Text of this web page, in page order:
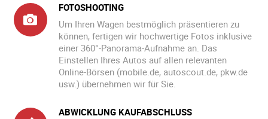
FOTOSHOOTING
Um Ihren Wagen bestmöglich präsentieren zu
können, fertigen wir hochwertige Fotos inklusive
einer 360°-Panorama-Aufnahme an. Das
Einstellen Ihres Autos auf allen relevanten
Online-Börsen (mobile.de, autoscout.de, pkw.de
usw.) übernehmen wir für Sie.
ABWICKLUNG KAUFABSCHLUSS